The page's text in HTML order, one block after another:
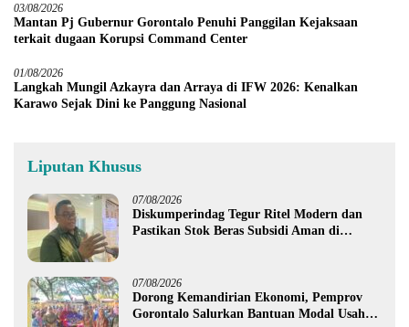
03/08/2026
Mantan Pj Gubernur Gorontalo Penuhi Panggilan Kejaksaan
terkait dugaan Korupsi Command Center
01/08/2026
Langkah Mungil Azkayra dan Arraya di IFW 2026: Kenalkan
Karawo Sejak Dini ke Panggung Nasional
Liputan Khusus
07/08/2026
Diskumperindag Tegur Ritel Modern dan
Pastikan Stok Beras Subsidi Aman di
07/08/2026
Dorong Kemandirian Ekonomi, Pemprov
Gorontalo Salurkan Bantuan Modal Usaha